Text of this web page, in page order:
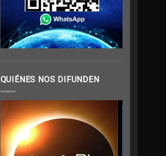
QUIÉNES NOS DIFUNDEN